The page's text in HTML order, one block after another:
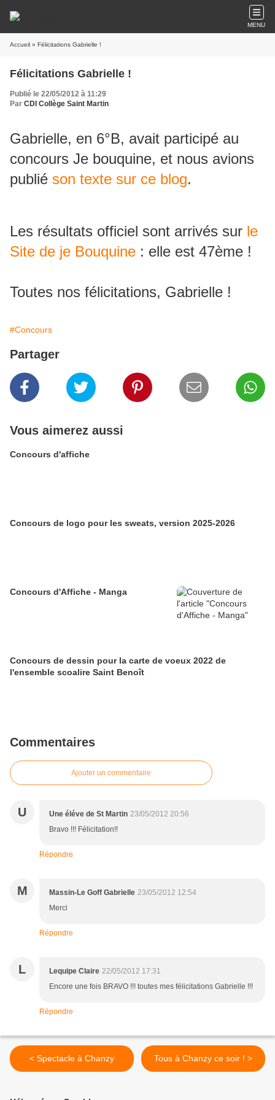
MENU
Accueil » Félicitations Gabrielle !
Félicitations Gabrielle !
Publié le 22/05/2012 à 11:29
Par CDI Collège Saint Martin
Gabrielle, en 6°B, avait participé au
concours Je bouquine, et nous avions
publié son texte sur ce blog.
Les résultats officiel sont arrivés sur le
Site de je Bouquine : elle est 47ème !
Toutes nos félicitations, Gabrielle !
#Concours
Partager
Vous aimerez aussi
Concours d'affiche
Concours de logo pour les sweats, version 2025-2026
Concours d'Affiche - Manga
Concours de dessin pour la carte de voeux 2022 de
l'ensemble scoalire Saint Benoît
Commentaires
Ajouter un commentaire
U Une éléve de St Martin 23/05/2012 20:56
Bravo !!! Félicitation!!
Répondre
M Massin-Le Goff Gabrielle 23/05/2012 12:54
Merci
Répondre
L Lequipe Claire 22/05/2012 17:31
Encore une fois BRAVO !!! toutes mes félicitations Gabrielle !!!
Répondre
< Spectacle à Chanzy Tous à Chanzy ce soir ! >